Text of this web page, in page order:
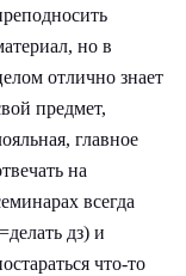
но в
отлично знает
предмет,
главное
на
всегда
дз) и
что-то